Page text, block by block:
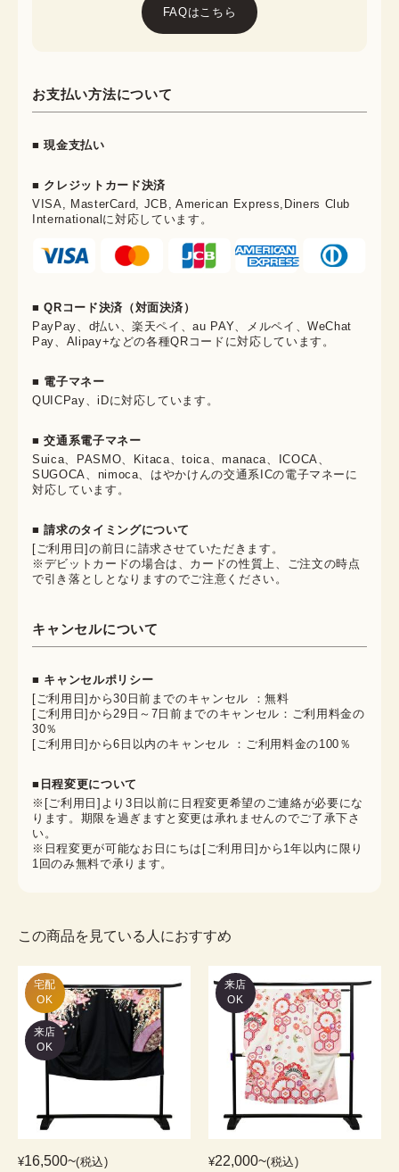
FAQはこちら
お支払い方法について
■ 現金支払い
■ クレジットカード決済
VISA, MasterCard, JCB, American Express,Diners Club
Internationalに対応しています。
■ QRコード決済（対面決済）
PayPay、d払い、楽天ペイ、au PAY、メルペイ、WeChat
Pay、Alipay+などの各種QRコードに対応しています。
■ 電子マネー
QUICPay、iDに対応しています。
■ 交通系電子マネー
Suica、PASMO、Kitaca、toica、manaca、ICOCA、
SUGOCA、nimoca、はやかけんの交通系ICの電子マネーに
対応しています。
■ 請求のタイミングについて
[ご利用日]の前日に請求させていただきます。
※デビットカードの場合は、カードの性質上、ご注文の時点
で引き落としとなりますのでご注意ください。
キャンセルについて
■ キャンセルポリシー
[ご利用日]から30日前までのキャンセル ：無料
[ご利用日]から29日～7日前までのキャンセル：ご利用料金の
30％
[ご利用日]から6日以内のキャンセル ：ご利用料金の100％
■日程変更について
※[ご利用日]より3日以前に日程変更希望のご連絡が必要にな
ります。期限を過ぎますと変更は承れませんのでご了承下さ
い。
※日程変更が可能なお日にちは[ご利用日]から1年以内に限り
1回のみ無料で承ります。
この商品を見ている人におすすめ
宅配
OK
来店
OK
¥16,500~(税込)
来店
OK
¥22,000~(税込)